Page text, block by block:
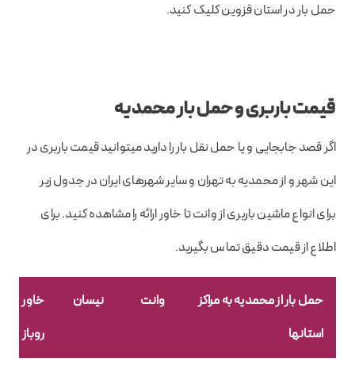
حمل بار در استان قزوین کلیک کنید.
قیمت باربری و حمل بار محمدیه
اگر قصد جابجایی و یا حمل نقل بار را دارید میتوانید قیمت باربری در
این شهر و از محمدیه به تهران و سایر شهرهای ایران در جدول زیر
برای انواع ماشین باربری از وانت تا خاور ارائه را مشاهده کنید. برای
اطلاع از قیمت دقیق تماس بگیرید.
حمل بار از محمدیه به مراکز
استانها
وانت نیسان
خاور
روباز